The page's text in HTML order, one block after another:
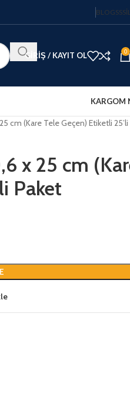
BLOGSSS
GIRIŞ / KAYIT OL 0
KARGOM
cm (Kare Tele Geçen) Etiketli
x 25 cm
Paket